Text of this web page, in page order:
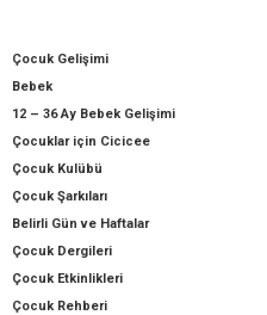
Çocuk Gelişimi
Bebek
12 – 36 Ay Bebek Gelişimi
Çocuklar için Cicicee
Çocuk Kulübü
Çocuk Şarkıları
Belirli Gün ve Haftalar
Çocuk Dergileri
Çocuk Etkinlikleri
Çocuk Rehberi